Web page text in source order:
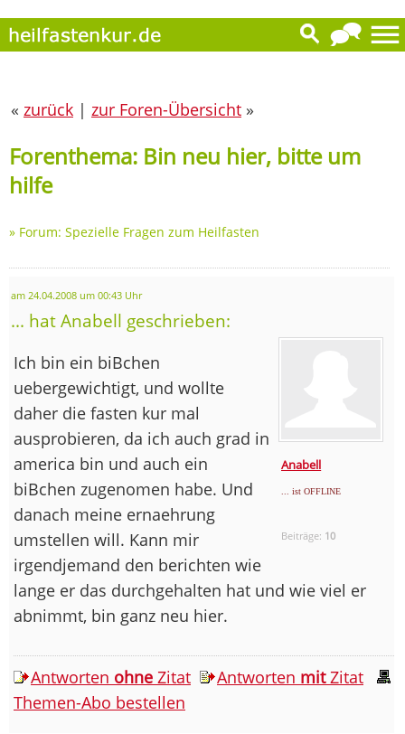
« zurück | zur Foren-Übersicht »
Forenthema: Bin neu hier, bitte um
hilfe
» Forum: Spezielle Fragen zum Heilfasten
am 24.04.2008 um 00:43 Uhr
... hat Anabell geschrieben:
Anabell
... ist OFFLINE
Beiträge: 10
Ich bin ein biBchen
uebergewichtigt, und wollte
daher die fasten kur mal
ausprobieren, da ich auch grad in
america bin und auch ein
biBchen zugenomen habe. Und
danach meine ernaehrung
umstellen will. Kann mir
irgendjemand den berichten wie
lange er das durchgehalten hat und wie viel er
abnimmt, bin ganz neu hier.
Antworten ohne Zitat Antworten mitZitat
Themen-Abo bestellen